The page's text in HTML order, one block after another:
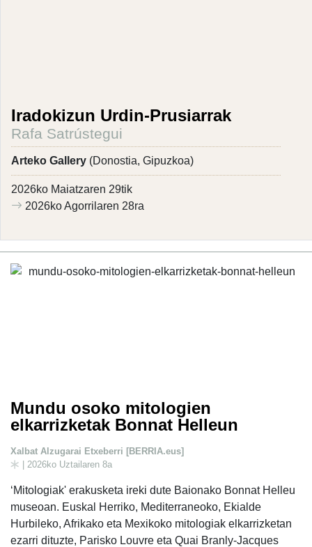
Iradokizun Urdin-Prusiarrak
Rafa Satrústegui
Arteko Gallery (Donostia, Gipuzkoa)
2026ko Maiatzaren 29tik
2026ko Agorrilaren 28ra
Mundu osoko mitologien
elkarrizketak Bonnat Helleun
Xalbat Alzugarai Etxeberri [BERRIA.eus]
| 2026ko Uztailaren 8a
‘Mitologiak' erakusketa ireki dute Baionako Bonnat Helleu
museoan. Euskal Herriko, Mediterraneoko, Ekialde
Hurbileko, Afrikako eta Mexikoko mitologiak elkarrizketan
ezarri dituzte, Parisko Louvre eta Quai Branly-Jacques